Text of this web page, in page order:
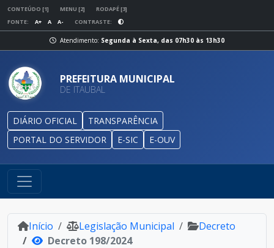
CONTEÚDO [1] MENU [2]
RODAPÉ [3]
FONTE:
A+ A A- CONTRASTE:
Atendimento: Segunda à Sexta, das 07h30 às 13h30
PREFEITURA MUNICIPAL
DE ITAUBAL
DIÁRIO OFICIAL
TRANSPARÊNCIA
PORTAL DO SERVIDOR
E-SIC E-OUV
Início Legislação Municipal
Decreto
Decreto 198/2024